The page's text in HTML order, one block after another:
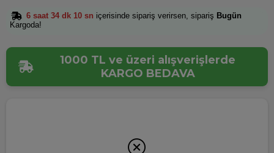
6 saat 34 dk 10 sn içerisinde sipariş verirsen, sipariş Bugün
Kargoda!
1000 TL ve üzeri alışverişlerde
KARGO BEDAVA